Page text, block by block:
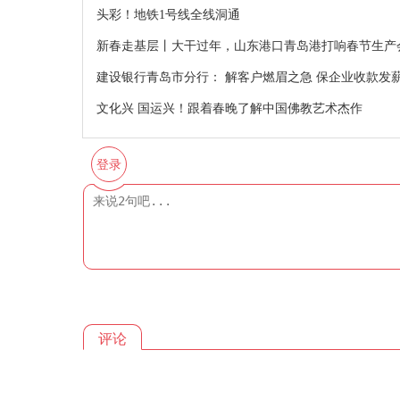
头彩！地铁1号线全线洞通
新春走基层丨大干过年，山东港口青岛港打响春节生产
建设银行青岛市分行： 解客户燃眉之急 保企业收款发
文化兴 国运兴！跟着春晚了解中国佛教艺术杰作
登录
评论